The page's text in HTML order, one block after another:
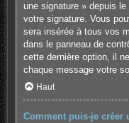
une signature » depuis le
votre signature. Vous
sera insérée à tous vos
dans le panneau de
cette dernière option, il
chaque message votre
Haut
Comment puis-je créer